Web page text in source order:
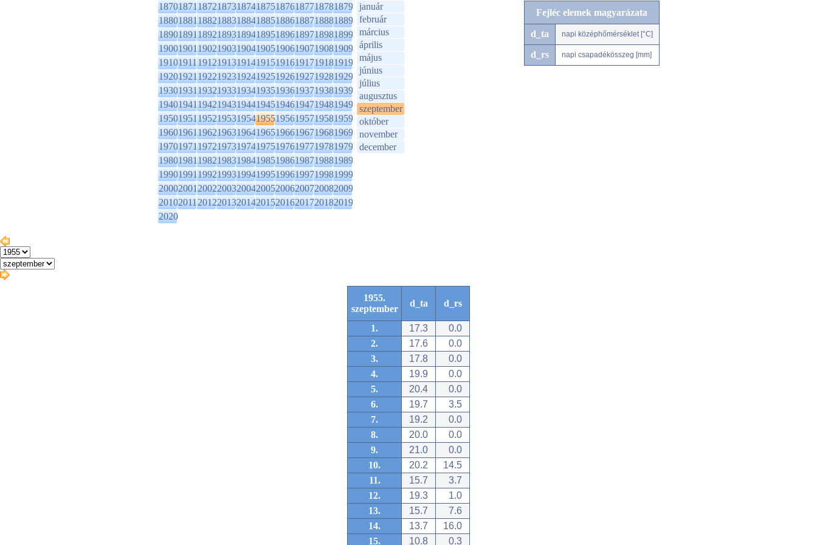
1870187118721873187418751876187718781879
1880188118821883188418851886188718881889
1890189118921893189418951896189718981899
1900190119021903190419051906190719081909
1910191119121913191419151916191719181919
1920192119221923192419251926192719281929
1930193119321933193419351936193719381939
1940194119421943194419451946194719481949
1950195119521953195419551956195719581959
1960196119621963196419651966196719681969
1970197119721973197419751976197719781979
1980198119821983198419851986198719881989
1990199119921993199419951996199719981999
2000200120022003200420052006200720082009
2010201120122013201420152016201720182019
2020
január
február
március
április
május
június
július
augusztus
szeptember
október
november
december
Fejléc elemek magyarázata
d_ta napi középhőmérséklet [°C]
d_rs napi csapadékösszeg [mm]
1955.
szeptember
d_ta d_rs
1. 17.3
0.0
2.
17.6
0.0
3.
17.8
0.0
4.
19.9
0.0
5.
20.4
0.0
6.
19.7
3.5
7.
19.2
0.0
8.
20.0
0.0
9.
21.0
0.0
10.
20.2
14.5
11.
15.7
3.7
12.
19.3
1.0
13.
15.7
7.6
14.
13.7
16.0
15.
10.8 0.3